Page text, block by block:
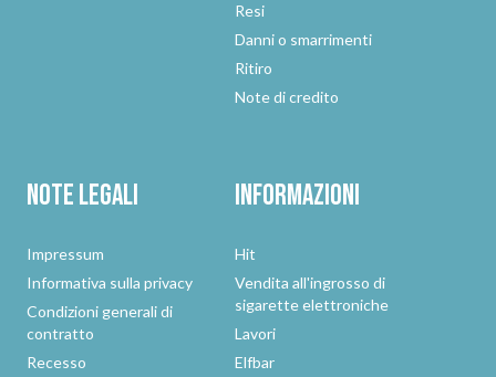
Resi
Danni o smarrimenti
Ritiro
Note di credito
Note legali
Impressum
Informativa sulla privacy
Condizioni generali di
contratto
Recesso
Informazioni
Hit
Vendita all'ingrosso di
sigarette elettroniche
Lavori
Elfbar